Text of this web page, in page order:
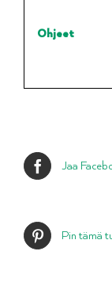
Ohjeet
Jaa
Pin tämä